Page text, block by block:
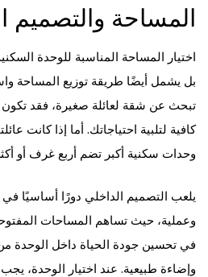
المساحة والتصميم
اختيار المساحة المناسبة للوحدة
بل يشمل أيضًا طريقة توزيع المساحة
تبحث عن شقة لعائلة صغيرة، فقد
كافية لتلبية احتياجاتك. أما إذا كانت
وحدات سكنية أكبر تضم أربع غرف أو أكثر
يلعب التصميم الداخلي دورًا أساسيًا
وعملية، حيث تساهم المساحات
في تحسين جودة الحياة داخل الوحدة
وإضاءة طبيعية. عند اختيار الوحدة،